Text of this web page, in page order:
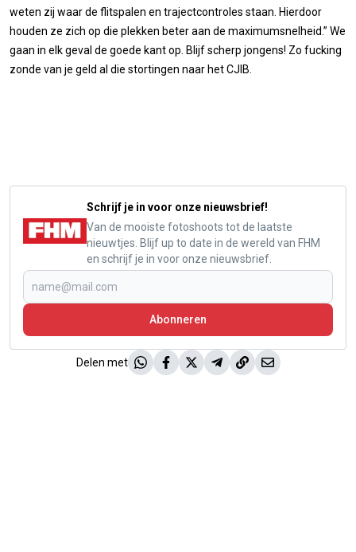
weten zij waar de flitspalen en trajectcontroles staan. Hierdoor
houden ze zich op die plekken beter aan de maximumsnelheid.” We
gaan in elk geval de goede kant op. Blijf scherp jongens! Zo fucking
zonde van je geld al die stortingen naar het CJIB.
Schrijf je in voor onze nieuwsbrief!
Van de mooiste fotoshoots tot de laatste
nieuwtjes. Blijf up to date in de wereld van FHM
en schrijf je in voor onze nieuwsbrief.
Abonneren
Delen met